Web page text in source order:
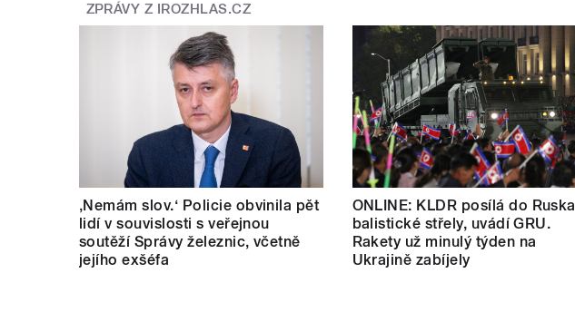
ZPRÁVY Z IROZHLAS.CZ
‚Nemám slov.‘ Policie obvinila pět
lidí v souvislosti s veřejnou
soutěží Správy železnic, včetně
jejího exšéfa
ONLINE: KLDR posílá do Ruska
balistické střely, uvádí GRU.
Rakety už minulý týden na
Ukrajině zabíjely